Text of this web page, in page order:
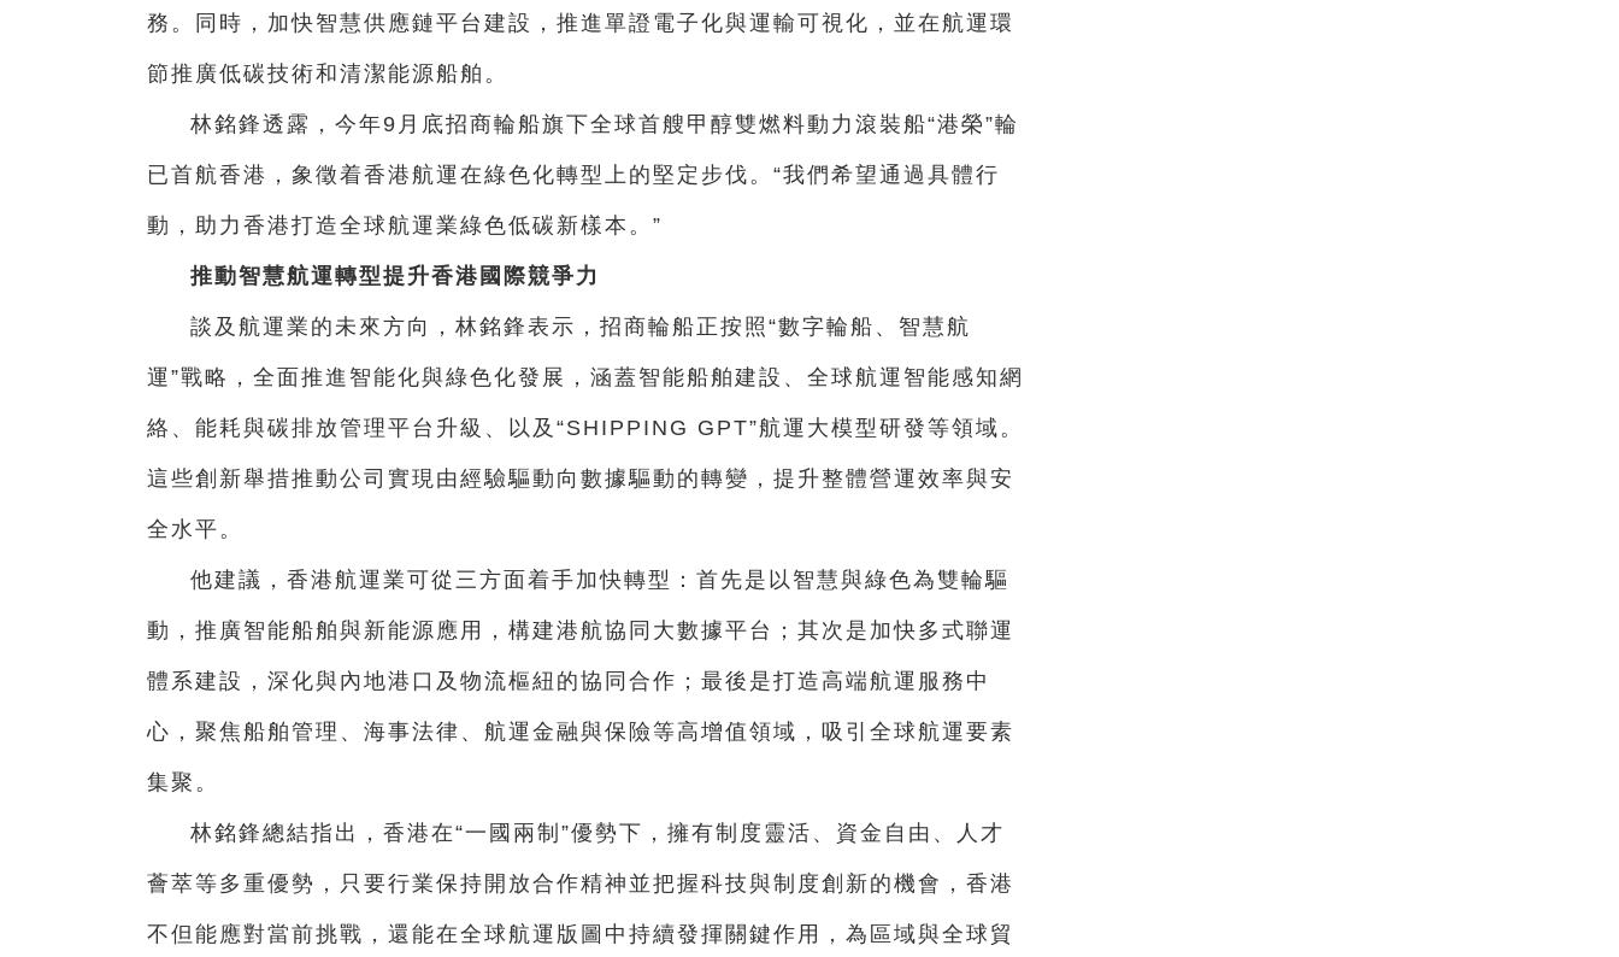
務。同時，加快智慧供應鏈平台建設，推進單證電子化與運輸可視化，並在航運環
節推廣低碳技術和清潔能源船舶。
林銘鋒透露，今年9月底招商輪船旗下全球首艘甲醇雙燃料動力滾裝船“港榮”輪
已首航香港，象徵着香港航運在綠色化轉型上的堅定步伐。“我們希望通過具體行
動，助力香港打造全球航運業綠色低碳新樣本。”
推動智慧航運轉型提升香港國際競爭力
談及航運業的未來方向，林銘鋒表示，招商輪船正按照“數字輪船、智慧航
運”戰略，全面推進智能化與綠色化發展，涵蓋智能船舶建設、全球航運智能感知網
絡、能耗與碳排放管理平台升級、以及“SHIPPING GPT”航運大模型研發等領域。
這些創新舉措推動公司實現由經驗驅動向數據驅動的轉變，提升整體營運效率與安
全水平。
他建議，香港航運業可從三方面着手加快轉型：首先是以智慧與綠色為雙輪驅
動，推廣智能船舶與新能源應用，構建港航協同大數據平台；其次是加快多式聯運
體系建設，深化與內地港口及物流樞紐的協同合作；最後是打造高端航運服務中
心，聚焦船舶管理、海事法律、航運金融與保險等高增值領域，吸引全球航運要素
集聚。
林銘鋒總結指出，香港在“一國兩制”優勢下，擁有制度靈活、資金自由、人才
薈萃等多重優勢，只要行業保持開放合作精神並把握科技與制度創新的機會，香港
不但能應對當前挑戰，還能在全球航運版圖中持續發揮關鍵作用，為區域與全球貿